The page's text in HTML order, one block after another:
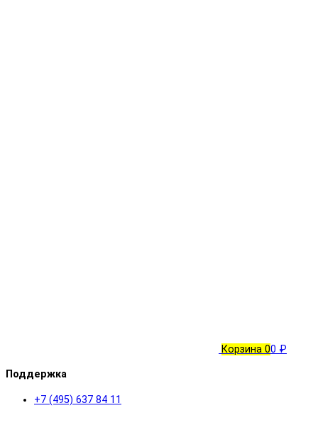
Корзина 00 ₽
Поддержка
+7 (495) 637 84 11